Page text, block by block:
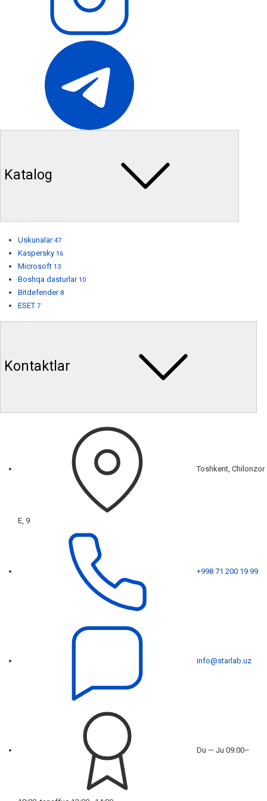
Katalog
Uskunalar 47
Kaspersky 16
Microsoft 13
Boshqa dasturlar 10
Bitdefender 8
ESET 7
Kontaktlar
Toshkent, Chilonzor
E, 9
+998 71 200 19 99
info@starlab.uz
Du — Ju 09:00–